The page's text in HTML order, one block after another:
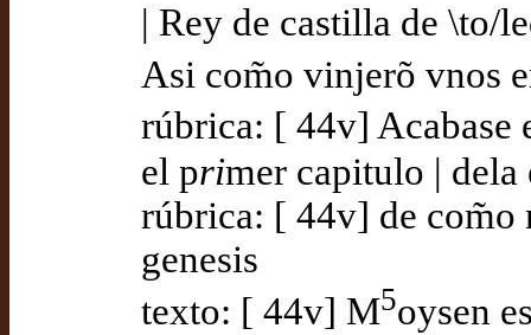
| Rey de castilla de \to/
Asi com̃o vinjerõ vnos
rúbrica: [ 44v] Acabase
el primer capitulo | dela
rúbrica: [ 44v] de com̃o
genesis
texto: [ 44v] M5oysen